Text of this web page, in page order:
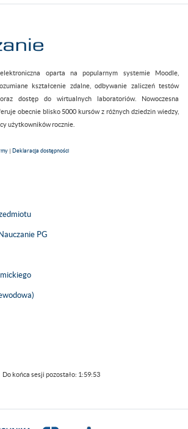
oparta na popularnym systemie Moodle,
kształcenie zdalne, odbywanie zaliczeń testów
dostęp do wirtualnych laboratoriów. Nowoczesna
obecnie blisko 5000 kursów z różnych dziedzin wiedzy,
użytkowników rocznie.
| Deklaracja dostępności
PG
Do końca sesji pozostało: 1:59:53